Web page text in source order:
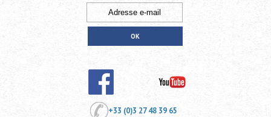
+33 (0)3 27 48 39 65